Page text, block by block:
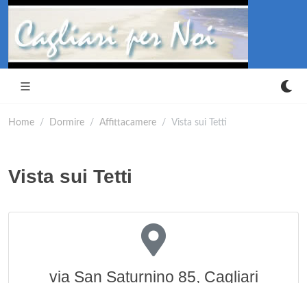
Home Dormire Affittacamere Vista sui Tetti
Vista sui Tetti
via San Saturnino 85, Cagliari